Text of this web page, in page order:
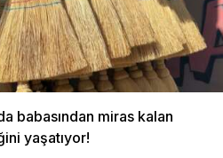
babasından miras kalan
yaşatıyor!